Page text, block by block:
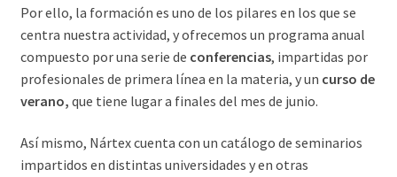
Por ello, la formación es uno de los pilares en los que se
centra nuestra actividad, y ofrecemos un programa anual
compuesto por una serie de conferencias, impartidas por
profesionales de primera línea en la materia, y un curso de
verano, que tiene lugar a finales del mes de junio.
Así mismo, Nártex cuenta con un catálogo de seminarios
impartidos en distintas universidades y en otras